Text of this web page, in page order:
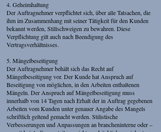
4. Geheimhaltung
Der Auftragnehmer verpflichtet sich, über alle Tatsachen, die
ihm im Zusammenhang mit seiner Tätigkeit für den Kunden
bekannt werden, Stillschweigen zu bewahren. Diese
Verpflichtung gilt auch nach Beendigung des
Vertragsverhältnisses.
5. Mängelbeseitigung
Der Auftragnehmer behält sich das Recht auf
Mängelbeseitigung vor. Der Kunde hat Anspruch auf
Beseitigung von möglichen, in den Arbeiten enthaltenen
Mängeln. Der Anspruch auf Mängelbeseitigung muss
innerhalb von 14 Tagen nach Erhalt der in Auftrag gegebenen
Arbeiten vom Kunden unter genauer Angabe des Mangels
schriftlich geltend gemacht werden. Stilistische
Verbesserungen und Anpassungen an brancheninterne oder –